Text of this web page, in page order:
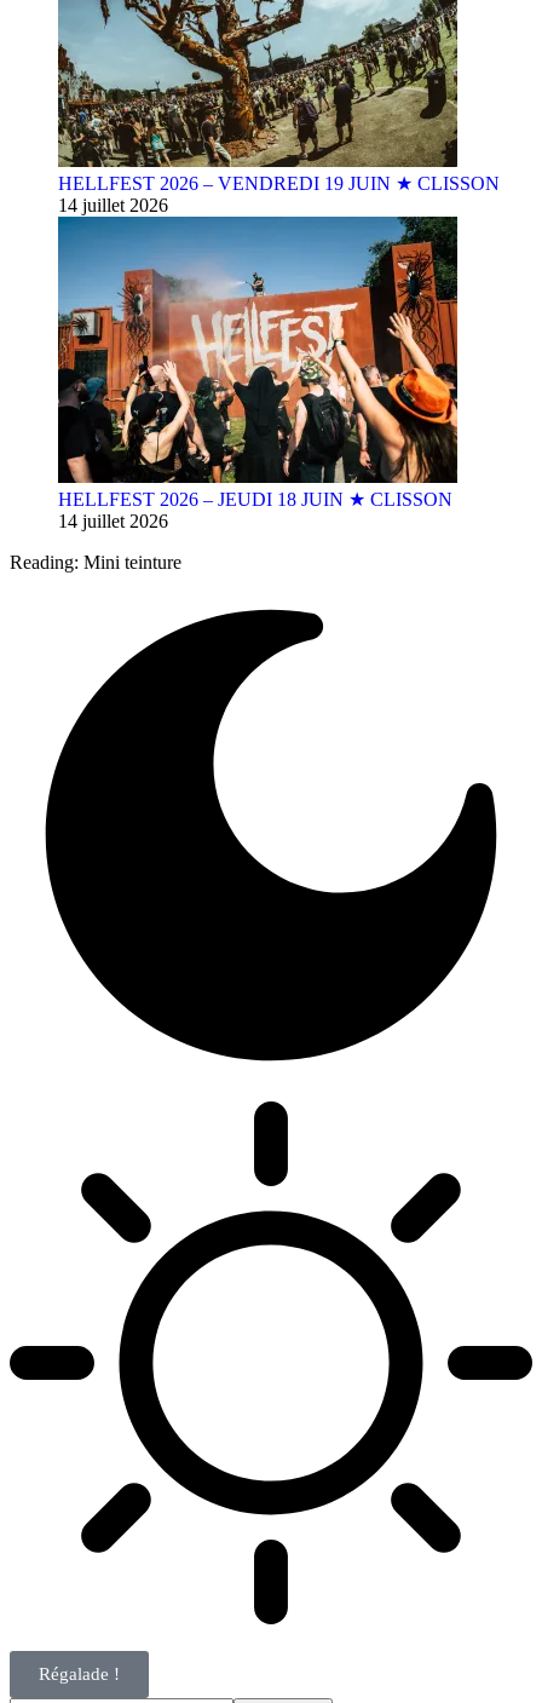
HELLFEST 2026 – VENDREDI 19 JUIN ★ CLISSON
14 juillet 2026
HELLFEST 2026 – JEUDI 18 JUIN ★ CLISSON
14 juillet 2026
Reading: Mini teinture
Régalade !